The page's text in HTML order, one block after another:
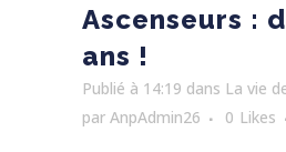
Ascenseurs :
ans !
Publié à 14:19 dans La vie
par AnpAdmin26 0 Likes